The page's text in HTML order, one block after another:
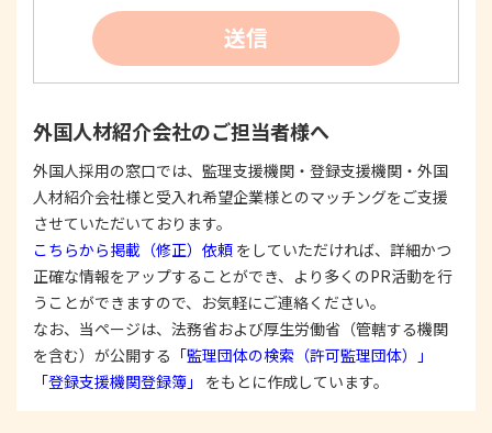
個人情報を利用する際は、本人に明示、通知、ま
たは公表した利用目的の範囲内に限定し、それに
反する目的外利用を行なわないための措置を講じ
する際は、本人が同意を与えた利用目的の範囲内
で、適法にこれを行います。
2. 安全対策の実施について
個人情報の正確性およびその利用の安全性を確保す
るため、情報セキュリティ対策を始めとする安全措
置を構築し、個人情報への不正アクセス、個人情報
の漏洩、滅失または毀損等の的確な防止とセキュリ
ティの是正に努めます。
3. 苦情および相談等に対する適正な対応について
本人からの苦情および相談があった場合には、適切
送信
外国人材紹介会社のご担当者様へ
外国人採用の窓口では、監理支援機関・登録支援機関・外国
人材紹介会社様と受入れ希望企業様とのマッチングをご支援
させていただいております。
こちらから掲載（修正）依頼 をしていただければ、詳細かつ
正確な情報をアップすることができ、より多くのPR活動を行
うことができますので、お気軽にご連絡ください。
なお、当ページは、法務省および厚生労働省（管轄する機関
を含む）が公開する 「監理団体の検索（許可監理団体）」
「登録支援機関登録簿」
をもとに作成しています。